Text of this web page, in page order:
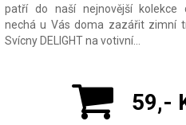
patří do naší nejnovější kolekce
nechá u Vás doma zazářit zimní
Svícny DELIGHT na votivní…
59,-